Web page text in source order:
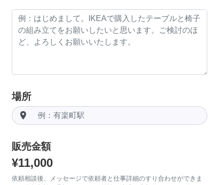
場所
room
販売金額
¥11,000
依頼相談後、メッセージで依頼者と仕事詳細のすり合わせができま